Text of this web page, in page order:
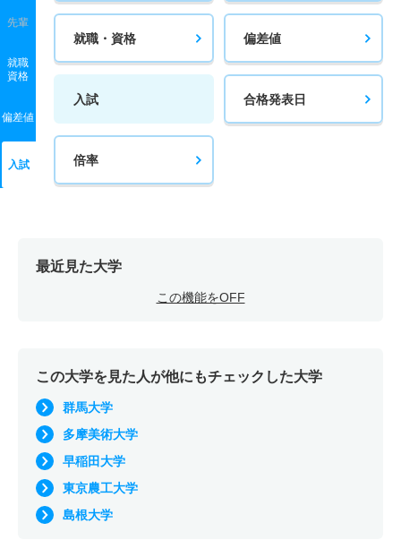
先輩
就職
資格
偏差値
入試
就職・資格 偏差値
入試 合格発表日
倍率
最近見た大学
この機能をOFF
この大学を見た人が他にもチェックした大学
群馬大学
多摩美術大学
早稲田大学
東京農工大学
島根大学